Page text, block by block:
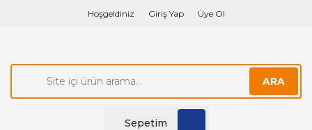
Hoşgeldiniz Giriş Yap Üye Ol
ARA
Sepetim